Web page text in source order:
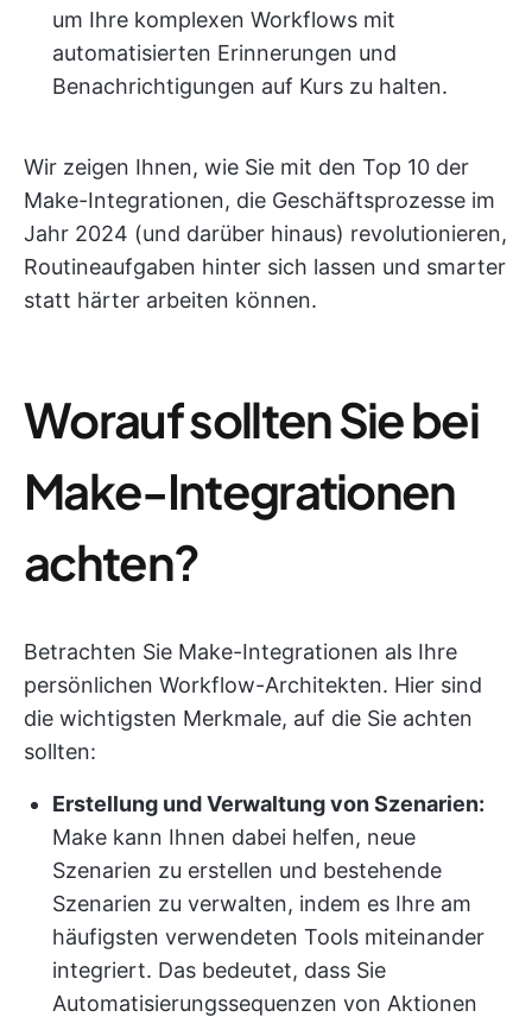
um Ihre komplexen Workflows mit
automatisierten Erinnerungen und
Benachrichtigungen auf Kurs zu halten.
Wir zeigen Ihnen, wie Sie mit den Top 10 der
Make-Integrationen, die Geschäftsprozesse im
Jahr 2024 (und darüber hinaus) revolutionieren,
Routineaufgaben hinter sich lassen und smarter
statt härter arbeiten können.
Worauf sollten Sie bei
Make-Integrationen
achten?
Betrachten Sie Make-Integrationen als Ihre
persönlichen Workflow-Architekten. Hier sind
die wichtigsten Merkmale, auf die Sie achten
sollten:
Erstellung und Verwaltung von Szenarien:
Make kann Ihnen dabei helfen, neue
Szenarien zu erstellen und bestehende
Szenarien zu verwalten, indem es Ihre am
häufigsten verwendeten Tools miteinander
integriert. Das bedeutet, dass Sie
Automatisierungssequenzen von Aktionen